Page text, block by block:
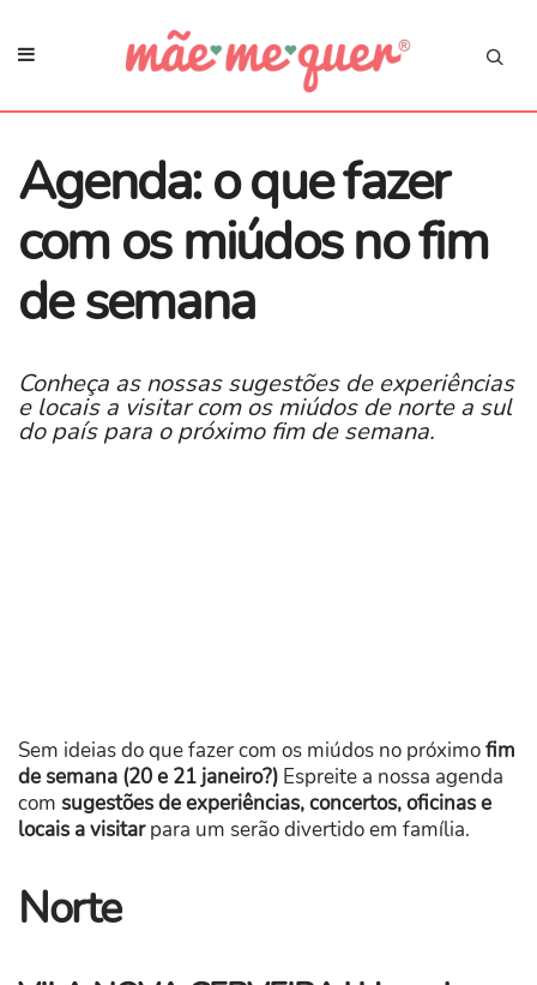
Agenda: o que fazer
com os miúdos no fim
de semana
Conheça as nossas sugestões de experiências
e locais a visitar com os miúdos de norte a sul
do país para o próximo fim de semana.
Sem ideias do que fazer com os miúdos no próximofim
de semana (20 e 21 janeiro?) Espreite a nossa agenda
com sugestões de experiências, concertos, oficinas e
locais a visitarpara um serão divertido em família.
Norte